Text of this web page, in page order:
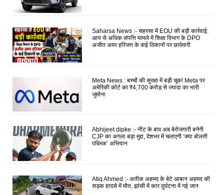
Saharsa News :- सहरसा में EOU की बड़ी कार्रवाई:
आय से अधिक संपत्ति मामले में शिक्षा विभाग के DPO
अजीत अमर हरिजन के कई ठिकानों पर छापेमारी
Meta News : बच्चों की सुरक्षा में बड़ी चूक! Meta पर
अमेरिकी कोर्ट का ₹4,700 करोड़ से ज्यादा का भारी
जुर्माना
Abhijeet dipke :- नीट के बाद अब बेरोजगारी बनेगी
CJP का अगला बड़ा मुद्दा, देशभर में चलाएगी ‘क्या बोलती
पब्लिक’ अभियान
Atiq Ahmed :- अतीक अहमद के बेटे आबान अहमद की
सड़क हादसे में मौत, झांसी में कार दुर्घटना में गई जान